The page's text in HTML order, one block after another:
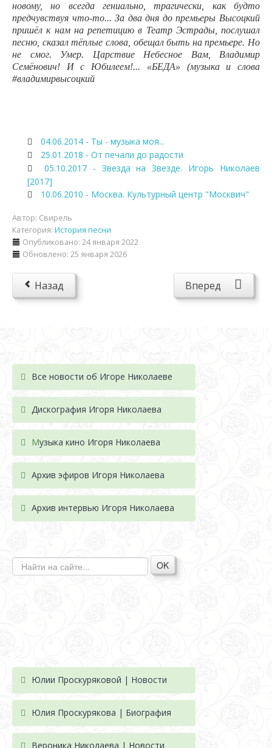
новому, но всегда гениально, трагически, как будто
предчувствуя что-то... За два дня до премьеры Высоцкий
пришёл к нам на репетицию в Театр Эстрады, послушал
песню, сказал тёплые слова, обещал быть на премьере. Но
не смог. Умер. Царствие Небесное Вам, Владимир
Семёнович! И с Юбилеем!... «БЕДА» (музыка и слова
#владимирвысоцкий
04.06.2014 - Ты - музыка моя...
25.01.2018 - От печали до радости
05.10.2017 - Звезда на Звезде. Игорь Николаев
[2017]
10.06.2010 - Москва. Культурный центр "Москвич"
Автор: Свирель
Категория: История песни
Опубликовано: 24 января 2022
Обновлено: 25 января 2026
Назад Вперед
Все новости об Игоре Николаеве
Дискография Игоря Николаева
Музыка кино Игоря Николаева
Архив эфиров Игоря Николаева
Архив интервью Игоря Николаева
OK
Юлии Проскуряковой | Новости
Юлия Проскурякова | Биография
Вероника Николаева | Новости